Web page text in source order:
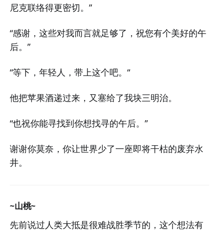
尼克联络得更密切。”
“感谢，这些对我而言就足够了，祝您有个美好的午
后。”
“等下，年轻人，带上这个吧。“
他把苹果酒递过来，又塞给了我块三明治。
“也祝你能寻找到你想找寻的午后。”
谢谢你莫奈，你让世界少了一座即将干枯的废弃水
井。
~山桃~
先前说过人类大抵是很难战胜季节的，这个想法有